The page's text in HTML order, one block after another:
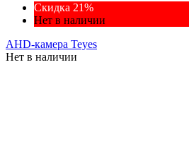
Скидка 21%
Нет в наличии
AHD-камера Teyes
Нет в наличии